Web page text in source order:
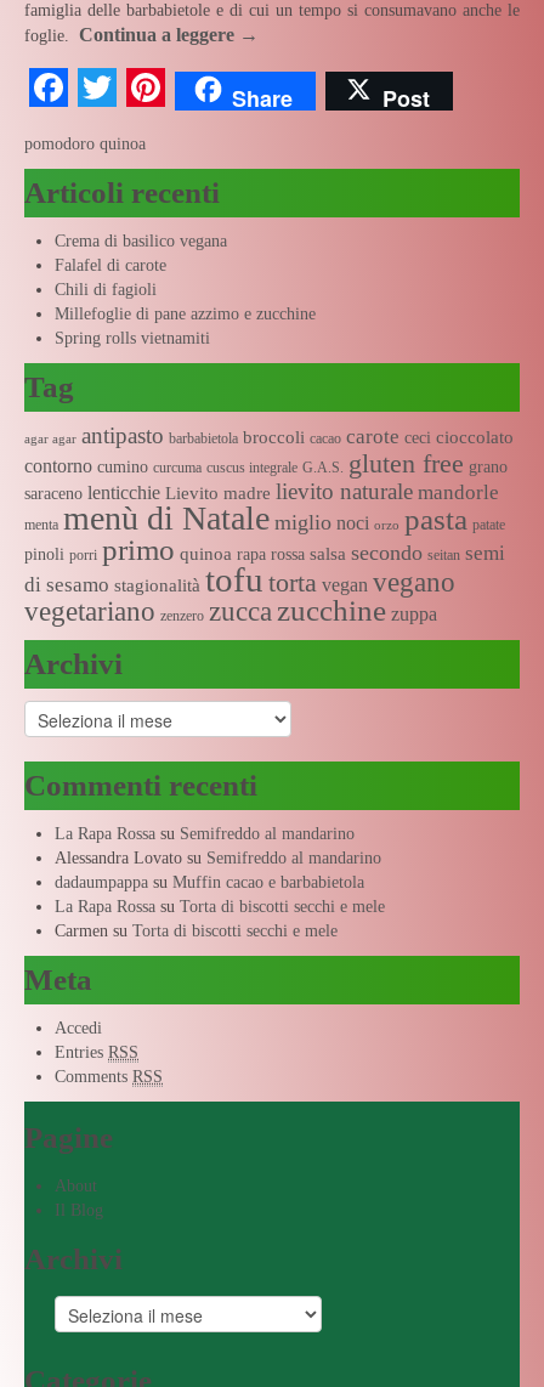
famiglia delle barbabietole e di cui un tempo si consumavano anche le
foglie. Continua a leggere →
Facebook
TwitterPinterest
Share Post
pomodoro quinoa
Articoli recenti
Crema di basilico vegana
Falafel di carote
Chili di fagioli
Millefoglie di pane azzimo e zucchine
Spring rolls vietnamiti
Tag
agar agar antipasto barbabietola broccoli cacao carote ceci cioccolato
contorno cumino curcuma cuscus integrale G.A.S. gluten free grano
saraceno lenticchie Lievito madre lievito naturale mandorle
menta menù di Natale miglio noci orzo pasta patate
pinoli porri primo quinoa rapa rossa salsa secondo seitan semi
di sesamo stagionalità tofu torta vegan vegano
vegetariano zenzero zucca zucchine zuppa
Archivi
Archivi
Commenti recenti
La Rapa Rossa su Semifreddo al mandarino
Alessandra Lovato su Semifreddo al mandarino
dadaumpappa su Muffin cacao e barbabietola
La Rapa Rossa su Torta di biscotti secchi e mele
Carmen su Torta di biscotti secchi e mele
Meta
Accedi
Entries RSS
Comments RSS
Pagine
About
Il Blog
Archivi